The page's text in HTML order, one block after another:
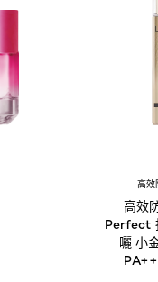
高效
高效防
Perfect
曬 小